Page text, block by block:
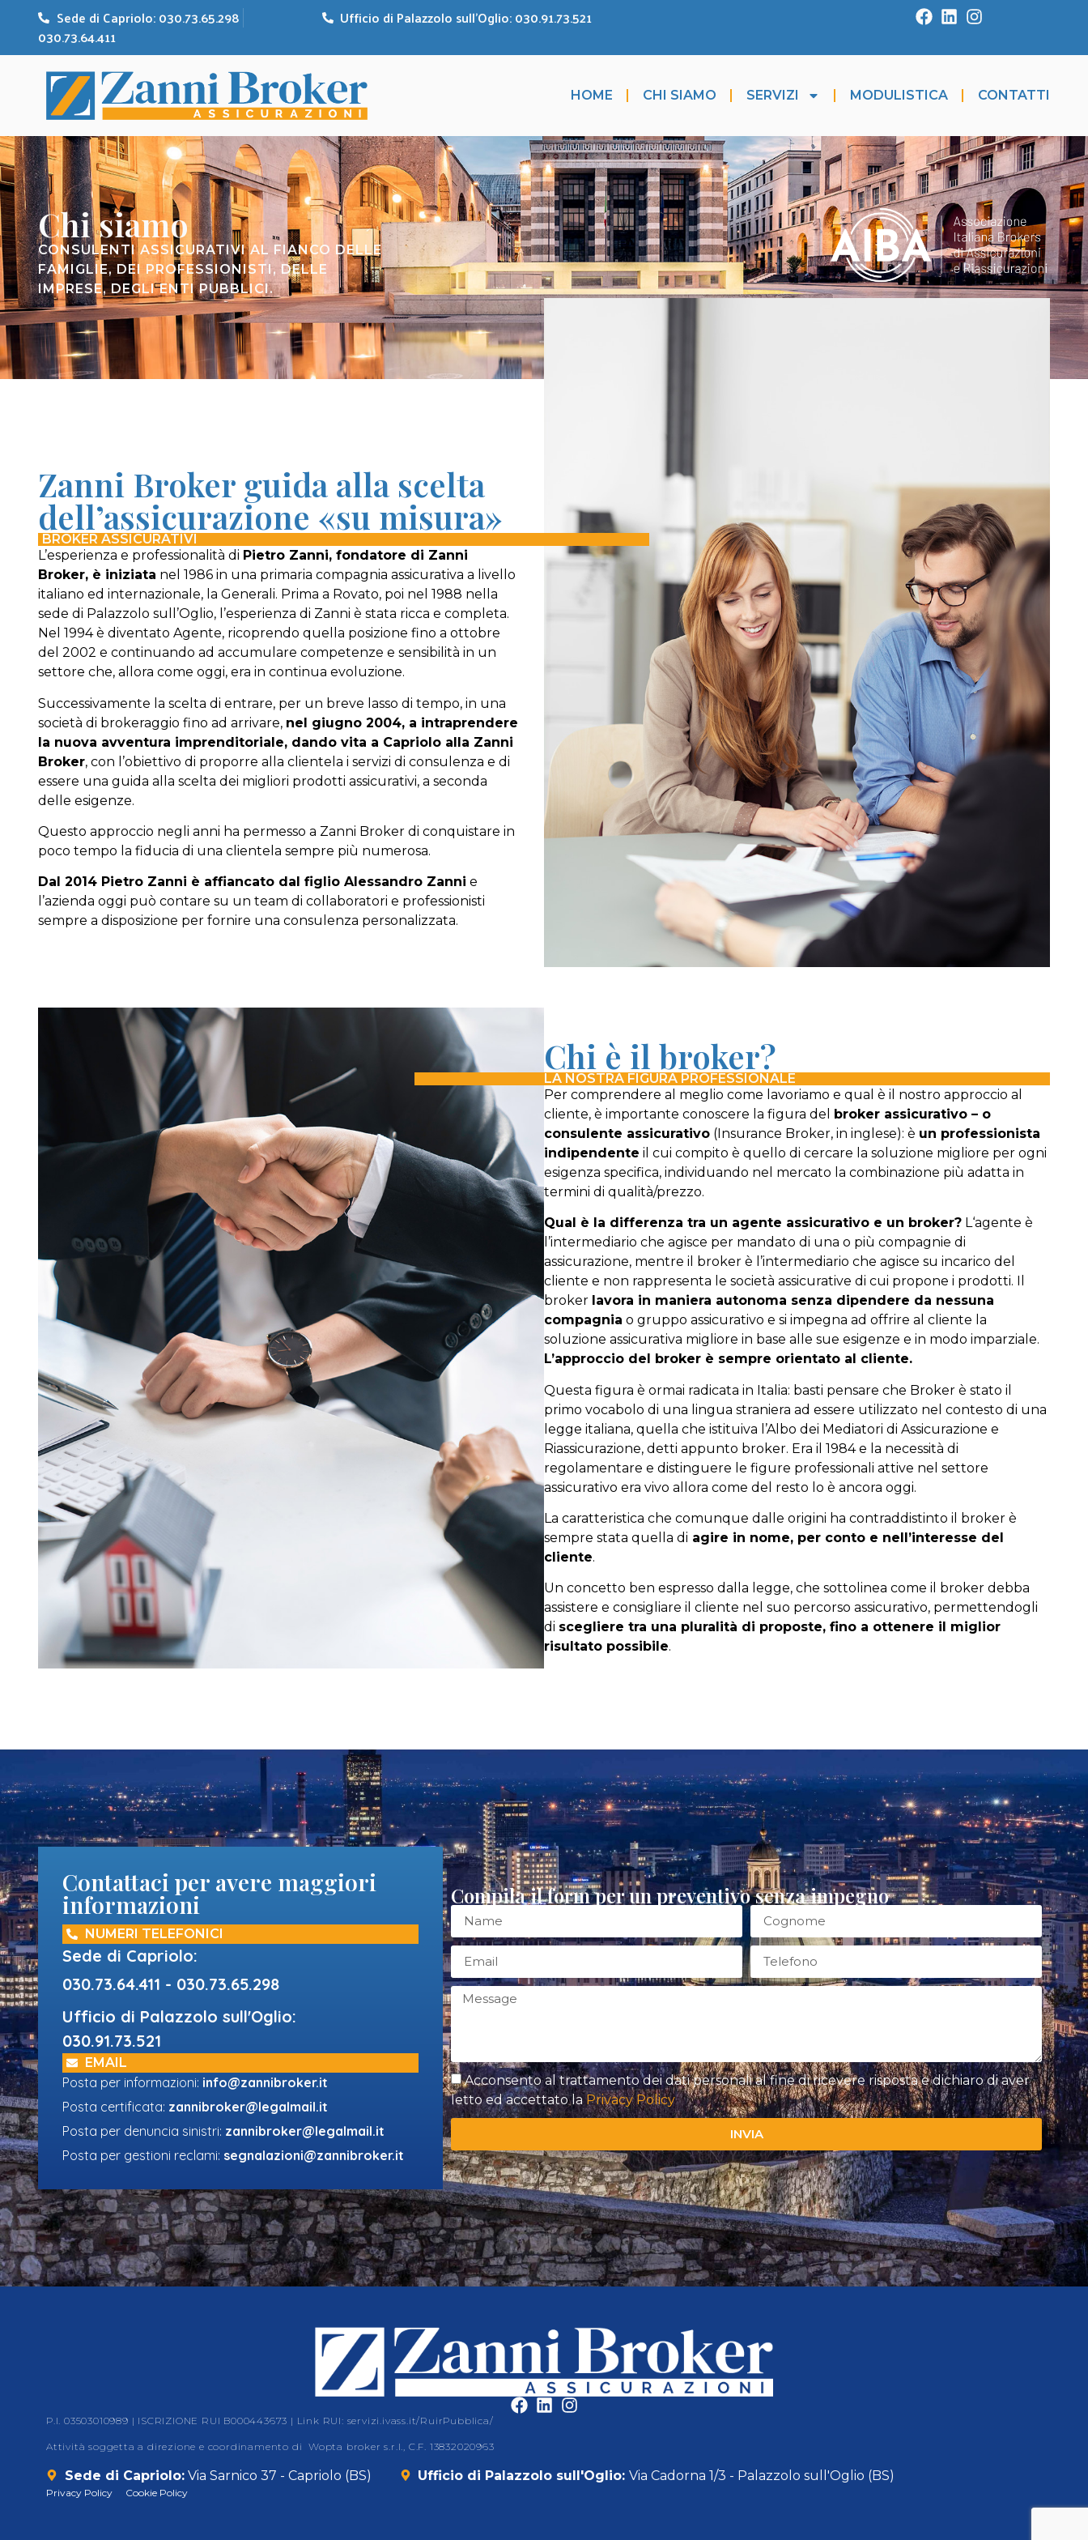
Sede di Capriolo: 030.73.65.298
030.73.64.411
Ufficio di Palazzolo sull'Oglio: 030.91.73.521
HOME CHI SIAMO SERVIZI MODULISTICA CONTATTI
Chi siamo
CONSULENTI ASSICURATIVI AL FIANCO DELLE
FAMIGLIE, DEI PROFESSIONISTI, DELLE
IMPRESE, DEGLI ENTI PUBBLICI.
Zanni Broker guida alla scelta
dell’assicurazione «su misura»
BROKER ASSICURATIVI
L’esperienza e professionalità di Pietro Zanni, fondatore di Zanni
Broker, è iniziata nel 1986 in una primaria compagnia assicurativa a livello
italiano ed internazionale, la Generali. Prima a Rovato, poi nel 1988 nella
sede di Palazzolo sull’Oglio, l’esperienza di Zanni è stata ricca e completa.
Nel 1994 è diventato Agente, ricoprendo quella posizione fino a ottobre
del 2002 e continuando ad accumulare competenze e sensibilità in un
settore che, allora come oggi, era in continua evoluzione.
Successivamente la scelta di entrare, per un breve lasso di tempo, in una
società di brokeraggio fino ad arrivare, nel giugno 2004, a intraprendere
la nuova avventura imprenditoriale, dando vita a Capriolo alla Zanni
Broker, con l’obiettivo di proporre alla clientela i servizi di consulenza e di
essere una guida alla scelta dei migliori prodotti assicurativi, a seconda
delle esigenze.
Questo approccio negli anni ha permesso a Zanni Broker di conquistare in
poco tempo la fiducia di una clientela sempre più numerosa.
Dal 2014 Pietro Zanni è affiancato dal figlio Alessandro Zanni e
l’azienda oggi può contare su un team di collaboratori e professionisti
sempre a disposizione per fornire una consulenza personalizzata.
Chi è il broker?
LA NOSTRA FIGURA PROFESSIONALE
Per comprendere al meglio come lavoriamo e qual è il nostro approccio al
cliente, è importante conoscere la figura del broker assicurativo – o
consulente assicurativo (Insurance Broker, in inglese): è un professionista
indipendente il cui compito è quello di cercare la soluzione migliore per ogni
esigenza specifica, individuando nel mercato la combinazione più adatta in
termini di qualità/prezzo.
Qual è la differenza tra un agente assicurativo e un broker? L‘agente è
l’intermediario che agisce per mandato di una o più compagnie di
assicurazione, mentre il broker è l’intermediario che agisce su incarico del
cliente e non rappresenta le società assicurative di cui propone i prodotti. Il
broker lavora in maniera autonoma senza dipendere da nessuna
compagnia o gruppo assicurativo e si impegna ad offrire al cliente la
soluzione assicurativa migliore in base alle sue esigenze e in modo imparziale.
L’approccio del broker è sempre orientato al cliente.
Questa figura è ormai radicata in Italia: basti pensare che Broker è stato il
primo vocabolo di una lingua straniera ad essere utilizzato nel contesto di una
legge italiana, quella che istituiva l’Albo dei Mediatori di Assicurazione e
Riassicurazione, detti appunto broker. Era il 1984 e la necessità di
regolamentare e distinguere le figure professionali attive nel settore
assicurativo era vivo allora come del resto lo è ancora oggi.
La caratteristica che comunque dalle origini ha contraddistinto il broker è
sempre stata quella di agire in nome, per conto e nell’interesse del
cliente.
Un concetto ben espresso dalla legge, che sottolinea come il broker debba
assistere e consigliare il cliente nel suo percorso assicurativo, permettendogli
di scegliere tra una pluralità di proposte, fino a ottenere il miglior
risultato possibile.
Contattaci per avere maggiori
informazioni
NUMERI TELEFONICI
Sede di Capriolo:
030.73.64.411 - 030.73.65.298
Ufficio di Palazzolo sull'Oglio:
030.91.73.521
EMAIL
Posta per informazioni: info@zannibroker.it
Posta certificata: zannibroker@legalmail.it
Posta per denuncia sinistri: zannibroker@legalmail.it
Posta per gestioni reclami: segnalazioni@zannibroker.it
Compila il form per un preventivo senza impegno
Acconsento al trattamento dei dati personali al fine di ricevere risposta e dichiaro di aver
letto ed accettato laPrivacy Policy
INVIA
P.I. 03503010989 | ISCRIZIONE RUI B000443673 | Link RUI: servizi.ivass.it/RuirPubblica/
Attività soggetta a direzione e coordinamento di Wopta broker s.r.l., C.F. 13832020963
Sede di Capriolo:Via Sarnico 37 - Capriolo (BS) Ufficio di Palazzolo sull'Oglio: Via Cadorna 1/3 - Palazzolo sull'Oglio (BS)
Privacy Policy Cookie Policy